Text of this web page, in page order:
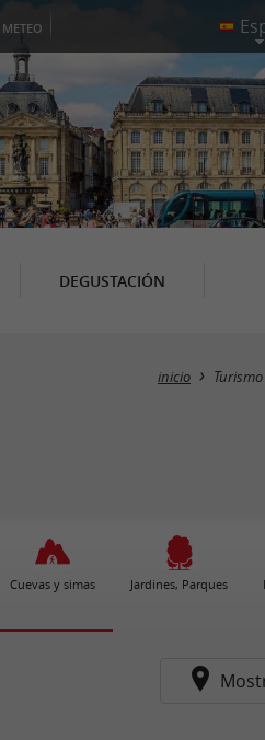
METEO
DEGUSTACIÓN
inicio Turismo
Cuevas y simas Jardines, Parques